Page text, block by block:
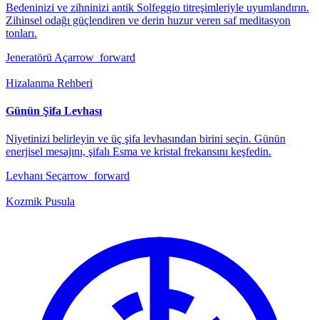
Bedeninizi ve zihninizi antik Solfeggio titreşimleriyle uyumlandırın.
Zihinsel odağı güçlendiren ve derin huzur veren saf meditasyon
tonları.
Jeneratörü Açarrow_forward
Hizalanma Rehberi
Günün Şifa Levhası
Niyetinizi belirleyin ve üç şifa levhasından birini seçin. Günün
enerjisel mesajını, şifalı Esma ve kristal frekansını keşfedin.
Levhanı Seçarrow_forward
Kozmik Pusula